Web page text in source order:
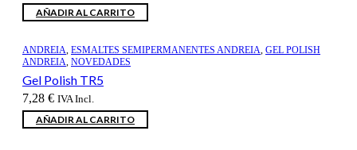
AÑADIR AL CARRITO
ANDREIA, ESMALTES SEMIPERMANENTES ANDREIA, GEL POLISH
ANDREIA, NOVEDADES
Gel Polish TR5
7,28 € IVA Incl.
AÑADIR AL CARRITO